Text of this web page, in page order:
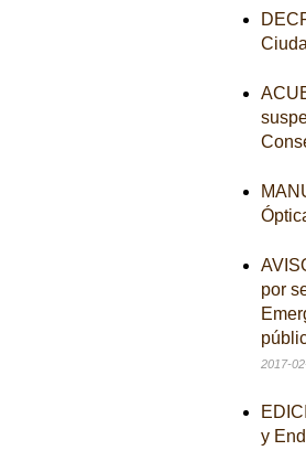
por
2017-
y